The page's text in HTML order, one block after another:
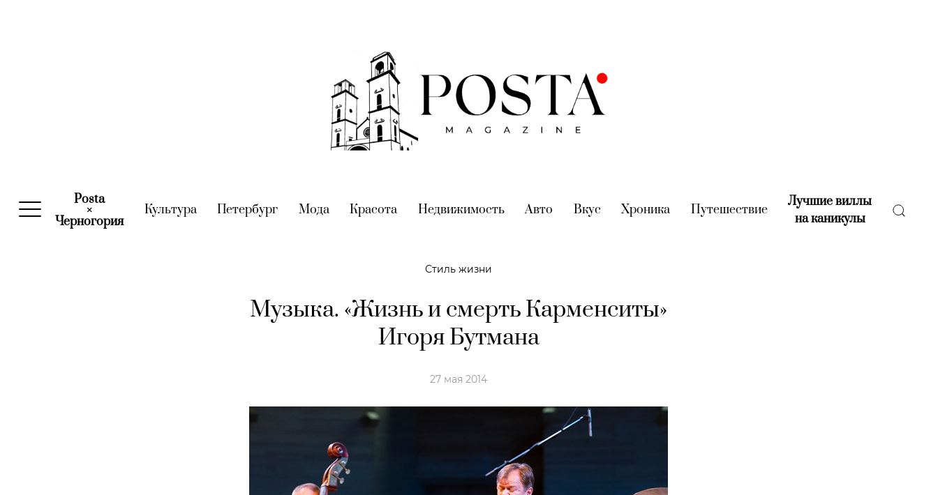
Posta
×
Черногория(current)
Культура(current)
Петербург (current)
Мода(current)
Красота (current)
Недвижимость(current)
Авто (current)
Вкус (current)
Хроника (current)
Путешествие(current)
Лучшие виллы
на каникулы(current)
Стиль жизни
Музыка. «Жизнь и смерть Карменситы»
Игоря Бутмана
27 мая 2014